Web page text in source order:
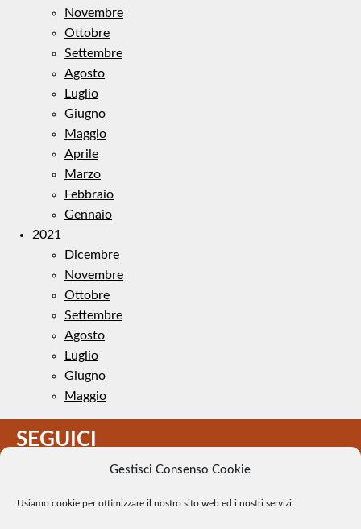
Gestisci Consenso Cookie
Usiamo cookie per ottimizzare il nostro sito web ed i nostri servizi.
Novembre
Ottobre
Settembre
Agosto
Luglio
Giugno
Maggio
Aprile
Marzo
Febbraio
Gennaio
2021
Dicembre
Novembre
Ottobre
Settembre
Agosto
Luglio
Giugno
Maggio
SEGUICI